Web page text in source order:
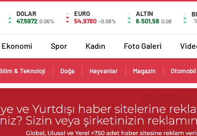
DOLAR
47,5972 0.06%
EURO
54,9780 -0.08%
ALTIN
6.501,58 0,08
Ekonomi Spor Kadın Foto Galeri
& Teknoloji Doğa Hayvanlar Magazin Otomobil